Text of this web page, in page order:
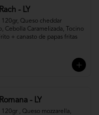
- LY
120gr, Queso cheddar
Cebolla Caramelizada, Tocino
+ canasto de papas fritas
- LY
120gr , Queso mozzarella,